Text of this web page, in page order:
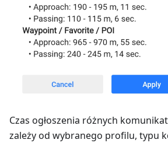
Czas ogłoszenia różnych
zależy od wybranego profilu, typu